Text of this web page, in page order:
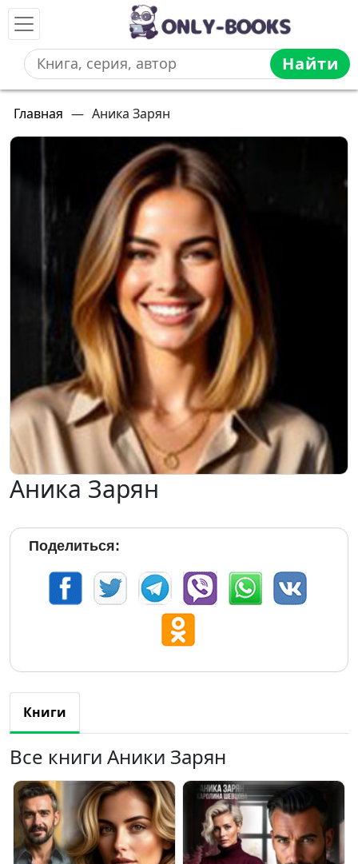
Найти
Главная — Аника Зарян
Аника Зарян
Поделиться:
Книги
Все книги Аники Зарян